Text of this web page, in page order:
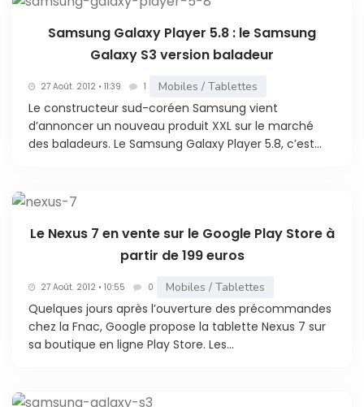
Samsung Galaxy Player 5.8 : le Samsung
Galaxy S3 version baladeur
27 Août. 2012 • 11:39 1 Mobiles / Tablettes
Le constructeur sud-coréen Samsung vient
d’annoncer un nouveau produit XXL sur le marché
des baladeurs. Le Samsung Galaxy Player 5.8, c’est...
Le Nexus 7 en vente sur le Google Play Store à
partir de 199 euros
27 Août. 2012 • 10:55 0 Mobiles / Tablettes
Quelques jours après l’ouverture des précommandes
chez la Fnac, Google propose la tablette Nexus 7 sur
sa boutique en ligne Play Store. Les...